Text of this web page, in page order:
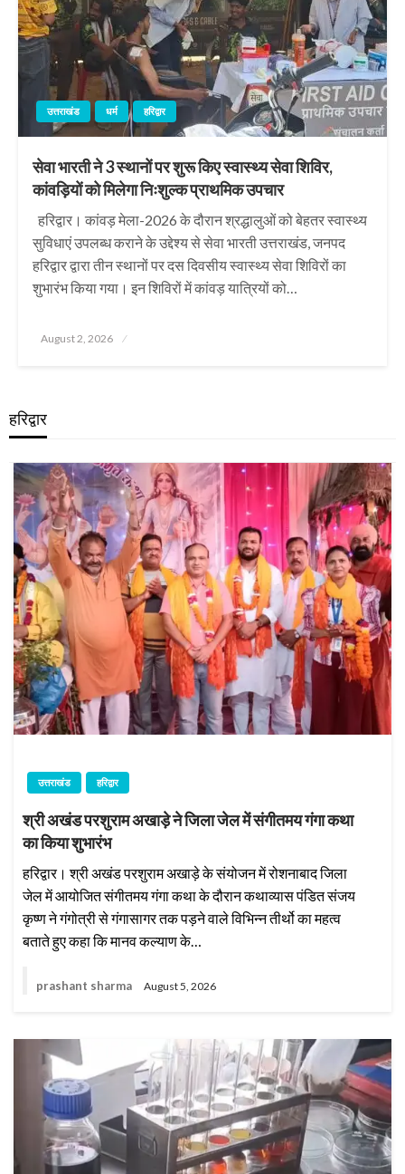
उत्तराखंड धर्म हरिद्वार
सेवा भारती ने 3 स्थानों पर शुरू किए स्वास्थ्य सेवा शिविर,
कांवड़ियों को मिलेगा निःशुल्क प्राथमिक उपचार
हरिद्वार। कांवड़ मेला-2026 के दौरान श्रद्धालुओं को बेहतर स्वास्थ्य
सुविधाएं उपलब्ध कराने के उद्देश्य से सेवा भारती उत्तराखंड, जनपद
हरिद्वार द्वारा तीन स्थानों पर दस दिवसीय स्वास्थ्य सेवा शिविरों का
शुभारंभ किया गया। इन शिविरों में कांवड़ यात्रियों को…
on
August 2, 2026
हरिद्वार
उत्तराखंड हरिद्वार
श्री अखंड परशुराम अखाड़े ने जिला जेल में संगीतमय गंगा कथा
का किया शुभारंभ
हरिद्वार। श्री अखंड परशुराम अखाड़े के संयोजन में रोशनाबाद जिला
जेल में आयोजित संगीतमय गंगा कथा के दौरान कथाव्यास पंडित संजय
कृष्ण ने गंगोत्री से गंगासागर तक पड़ने वाले विभिन्न तीर्थो का महत्व
बताते हुए कहा कि मानव कल्याण के…
prashant sharma August 5, 2026